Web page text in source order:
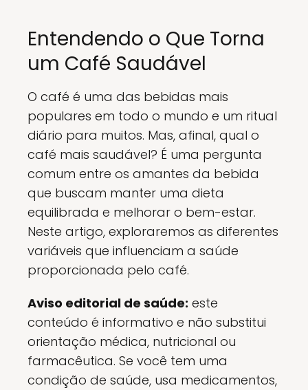
Entendendo o Que Torna
um Café Saudável
O café é uma das bebidas mais
populares em todo o mundo e um ritual
diário para muitos. Mas, afinal, qual o
café mais saudável? É uma pergunta
comum entre os amantes da bebida
que buscam manter uma dieta
equilibrada e melhorar o bem-estar.
Neste artigo, exploraremos as diferentes
variáveis que influenciam a saúde
proporcionada pelo café.
Aviso editorial de saúde: este
conteúdo é informativo e não substitui
orientação médica, nutricional ou
farmacêutica. Se você tem uma
condição de saúde, usa medicamentos,